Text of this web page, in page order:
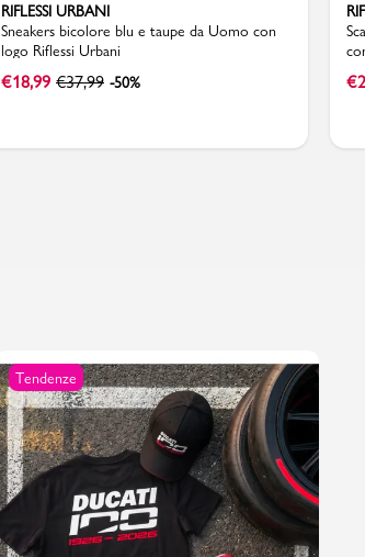
RIFLESSI URBANI
Sneakers bicolore blu e taupe da Uomo con
logo Riflessi Urbani
€18,99 €37,99 -50% €
Tendenze